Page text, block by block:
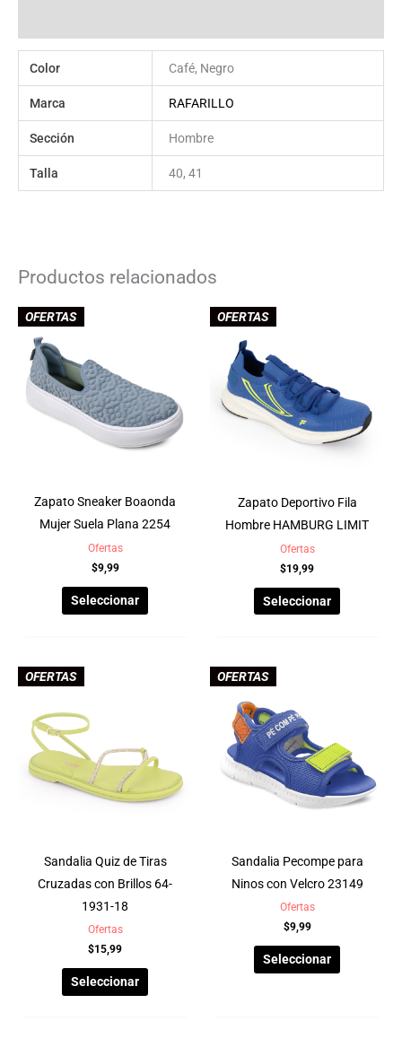
Color Café, Negro
Marca RAFARILLO
Sección Hombre
Talla 40, 41
Productos relacionados
OFERTAS
Zapato Sneaker Boaonda
Mujer Suela Plana 2254
Ofertas
$9,99
Seleccionar
OFERTAS
Zapato Deportivo Fila
Hombre HAMBURG LIMIT
Ofertas
$19,99
Seleccionar
OFERTAS
Sandalia Quiz de Tiras
Cruzadas con Brillos 64-
1931-18
Ofertas
$15,99
Seleccionar
OFERTAS
Sandalia Pecompe para
Ninos con Velcro 23149
Ofertas
$9,99
Seleccionar